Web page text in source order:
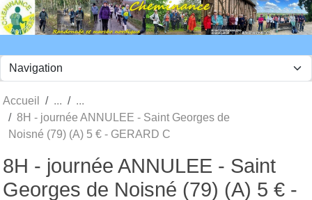
Accueil
8H - journée ANNULEE - Saint Georges de
Noisné (79) (A) 5 € - GERARD C
8H - journée ANNULEE - Saint
Georges de Noisné (79) (A) 5 € -
Panneau de gestion des cookies